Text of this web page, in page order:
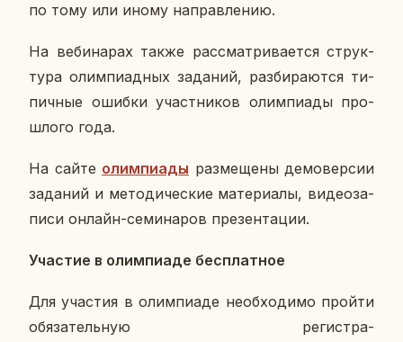
по тому или иному на­прав­ле­нию.
На ве­би­на­рах также рас­смат­ри­ва­ет­ся струк­
ту­ра олим­пи­ад­ных за­да­ний, раз­би­ра­ют­ся ти­
пич­ные ошибки участ­ни­ков олим­пи­а­ды про­
шло­го года.
На сайте олим­пи­а­ды раз­ме­ще­ны де­мо­вер­сии
за­да­ний и ме­то­ди­че­ские ма­те­ри­а­лы, ви­део­за­
пи­си онлайн-се­ми­на­ров пре­зен­та­ции.
Уча­стие в олим­пиа­де бес­плат­ное
Для уча­стия в олим­пиа­де необ­хо­ди­мо пройти
обя­за­тель­ную ре­ги­стра­